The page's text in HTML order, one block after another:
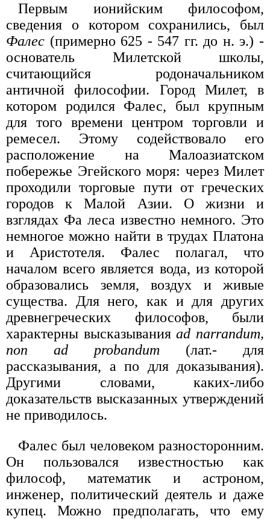
Первым ионийским философом,
сведения о котором сохранились, был
Фалес (примерно 625 - 547 гг. до н. э.) -
основатель Милетской школы,
считающийся родоначальником
античной философии. Город Милет, в
котором родился Фалес, был крупным
для того времени центром торговли и
ремесел. Этому содействовало его
расположение на Малоазиатском
побережье Эгейского моря: через Милет
проходили торговые пути от греческих
городов к Малой Азии. О жизни и
взглядах Фа леса известно немного. Это
немногое можно найти в трудах Платона
и Аристотеля. Фалес полагал, что
началом всего является вода, из которой
образовались земля, воздух и живые
существа. Для него, как и для других
древнегреческих философов, были
характерны высказыванияad narrandum,
поп ad probandum (лат.- для
рассказывания, а по для доказывания).
Другими словами, каких-либо
доказательств высказанных утверждений
не приводилось.
Фалес был человеком разносторонним.
Он пользовался известностью как
философ, математик и астроном,
инженер, политический деятель и даже
купец. Можно предполагать, что ему